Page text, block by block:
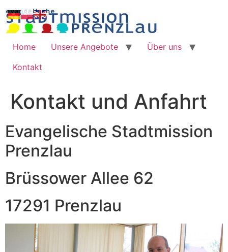
Inhalt
springen
Home
Unsere Angebote
Über uns
Kontakt
Kontakt und Anfahrt
Evangelische Stadtmission
Prenzlau
Brüssower Allee 62
17291 Prenzlau